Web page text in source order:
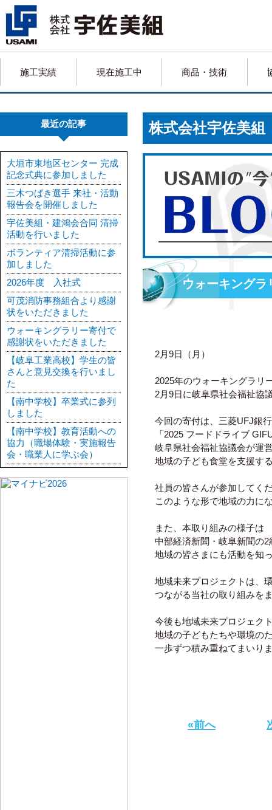
施工実績 現在施工中 商品・技術
最近の記事
大垣市東地区センター 完成
記念式典に参加しました
三木つばき選手 来社・活動
報告会を開催しました
宇佐美組・建鴻会合同 清掃
活動を行いました
ボランティア清掃活動に参
加しました
2026年度 入社式
可茂消防事務組合より感謝
状をいただきました
ウォーキングラリー寄付で
感謝状をいただきました
【岐阜工業高校】学生の皆
さんと意見交換を行いまし
た
【南中学校】卒業式に参列
しました
【南中学校】教育活動への
協力（職場体験・実施報告
会・職業人に学ぶ会）
株式会社宇佐美
ウォーキングラ
2月9日（月）
2025年のウォーキングラリ
2月9日に岐阜県社会福祉協
今回の寄付は、三菱UFJ銀
「2025 フードドライブ
岐阜県社会福祉協議会が運
地域の子ども食堂を支援す
社員の皆さんが参加してく
このような形で地域の力に
また、本取り組みの様子は
中部経済新聞・岐阜新聞の
地域の皆さまにも活動を知
地域未来プロジェクトは、
つながる当社の取り組みを
今後も地域未来プロジェク
地域の子どもたちや環境の
一歩ずつ積み重ねてまいり
«前へ